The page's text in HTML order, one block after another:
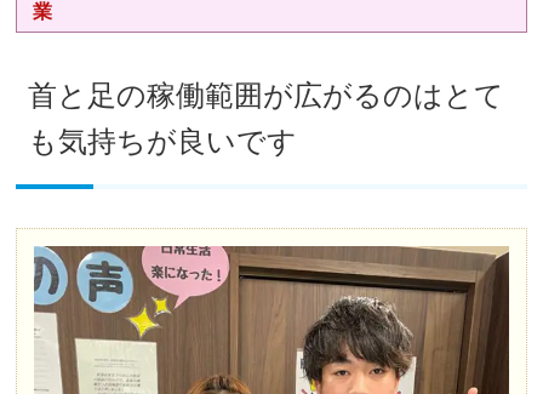
業
首と足の稼働範囲が広がるのはとて
も気持ちが良いです